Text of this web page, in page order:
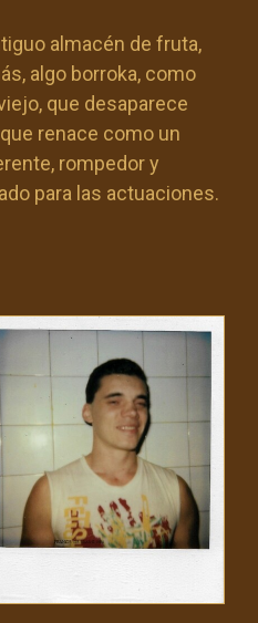
almacén de fruta,
algo borroka, como
que desaparece
renace como un
rompedor y
para las actuaciones.